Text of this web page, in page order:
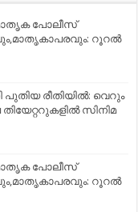
പോലീസ്
റൂറൽ
രീതിയിൽ: വെറും
സിനിമ
പോലീസ്
റൂറൽ